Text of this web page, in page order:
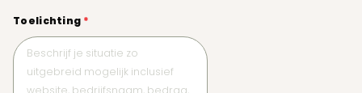
Toelichting *